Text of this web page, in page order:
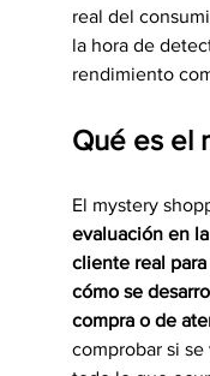
real del
la hora de
rendimiento
Qué es el
El mystery
evaluación en
cliente real
cómo se
compra o de
comprobar si